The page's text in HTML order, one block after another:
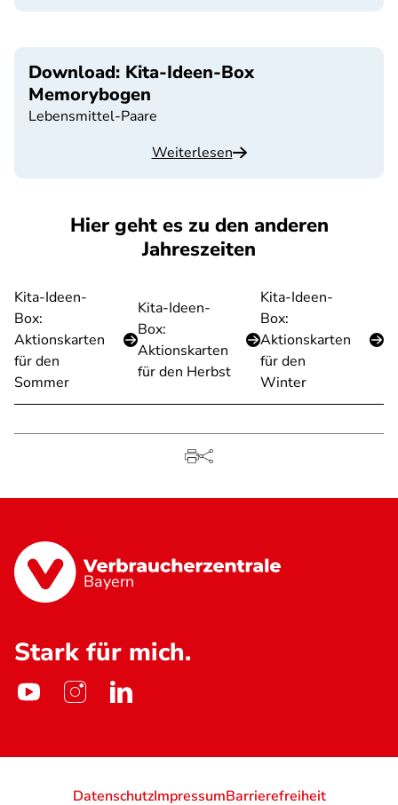
Download: Kita-Ideen-Box
Memorybogen
Lebensmittel-Paare
Weiterlesen
Hier geht es zu den anderen
Jahreszeiten
Kita-Ideen-
Box:
Aktionskarten
für den
Sommer
Kita-Ideen-
Box:
Aktionskarten
für den Herbst
Kita-Ideen-
Box:
Aktionskarten
für den
Winter
Bayern
Stark für mich.
DatenschutzImpressumBarrierefreiheit